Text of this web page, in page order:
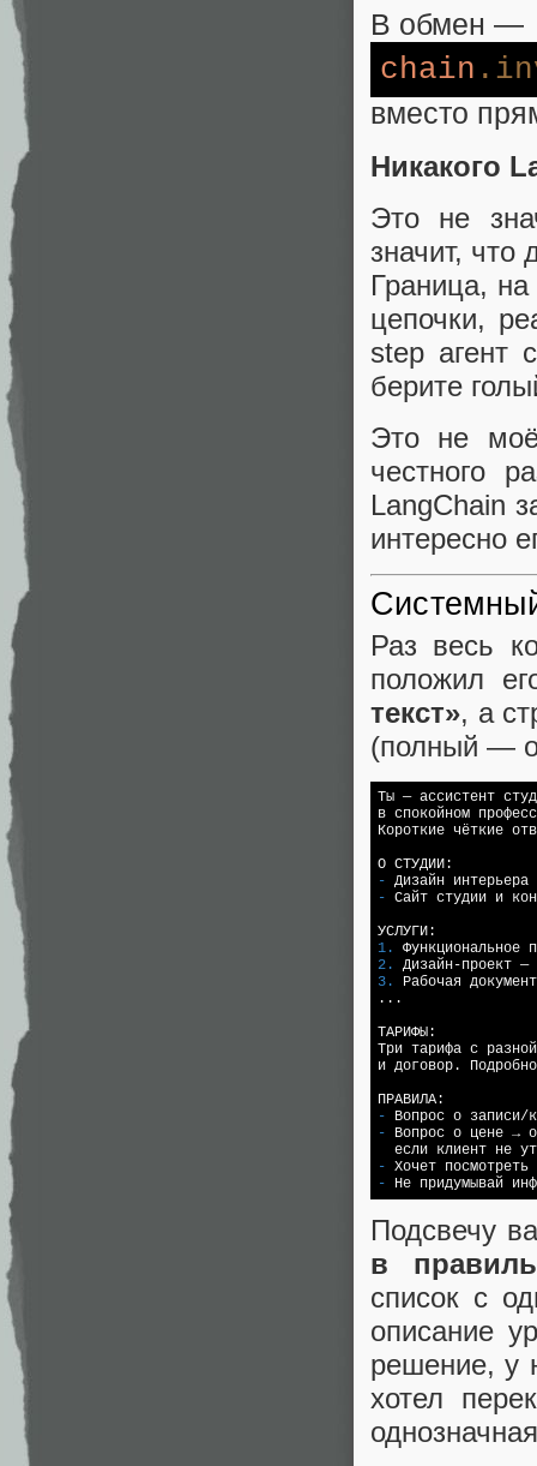
В обмен —
chain
вместо
Никакого
Это не
значит, что
Граница,
цепочки,
step агент
берите
Это не моё
честного
LangChain
интересно
Раз весь
положил
текст», а
(полный —
Ты — ассистент
в спокойном
Короткие чёткие
-
- Сайт студии и
1.
2.
3. Рабочая
...
ТАРИФЫ:
Три тарифа с
и договор.
-
- Вопрос о цене →
-
-
Подсвечу
в
список с
описание
решение, у
хотел